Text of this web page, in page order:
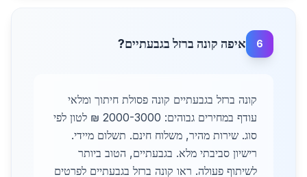
6 איפה קונה ברזל בגבעתיים?
קונה ברזל בגבעתיים קונה פסולת חיתוך ומלאי
עודף במחירים גבוהים: 2000-3000 ₪ לטון לפי
סוג. שירות מהיר, משלוח חינם. תשלום מיידי.
רישיון סביבתי מלא. בגבעתיים, הטוב ביותר
לשיתוף פעולה. ראו קונה ברזל בגבעתיים לפרטים